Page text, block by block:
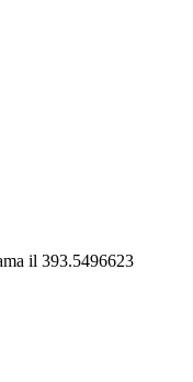
il 393.5496623